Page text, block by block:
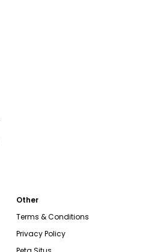
Other
Terms & Conditions
Privacy Policy